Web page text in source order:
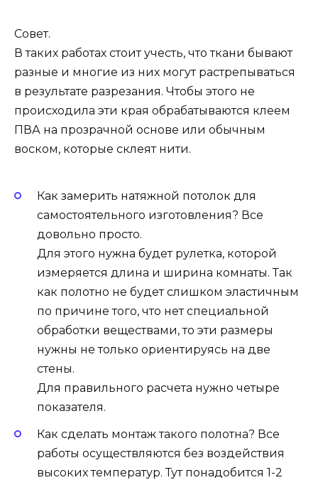
Совет.
В таких работах стоит учесть, что ткани бывают
разные и многие из них могут растрепываться
в результате разрезания. Чтобы этого не
происходила эти края обрабатываются клеем
ПВА на прозрачной основе или обычным
воском, которые склеят нити.
Как замерить натяжной потолок для
самостоятельного изготовления? Все
довольно просто.
Для этого нужна будет рулетка, которой
измеряется длина и ширина комнаты. Так
как полотно не будет слишком эластичным
по причине того, что нет специальной
обработки веществами, то эти размеры
нужны не только ориентируясь на две
стены.
Для правильного расчета нужно четыре
показателя.
Как сделать монтаж такого полотна? Все
работы осуществляются без воздействия
высоких температур. Тут понадобится 1-2